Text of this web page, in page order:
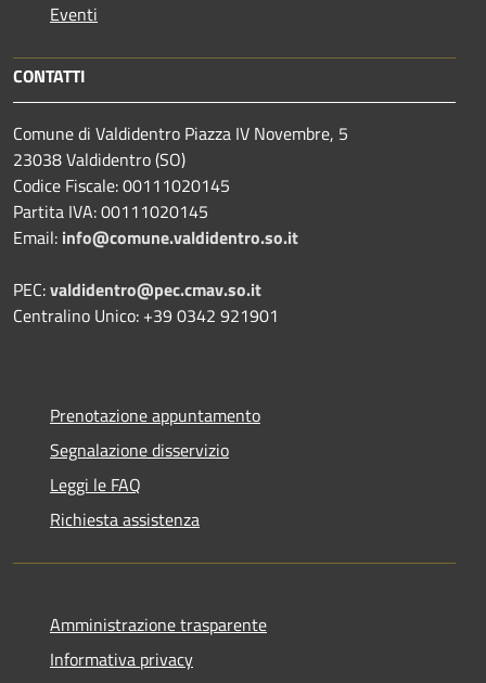
Eventi
CONTATTI
Comune di Valdidentro Piazza IV Novembre, 5
23038 Valdidentro (SO)
Codice Fiscale: 00111020145
Partita IVA: 00111020145
Email: info@comune.valdidentro.so.it
PEC:valdidentro@pec.cmav.so.it
Centralino Unico: +39 0342 921901
Prenotazione appuntamento
Segnalazione disservizio
Leggi le FAQ
Richiesta assistenza
Amministrazione trasparente
Informativa privacy